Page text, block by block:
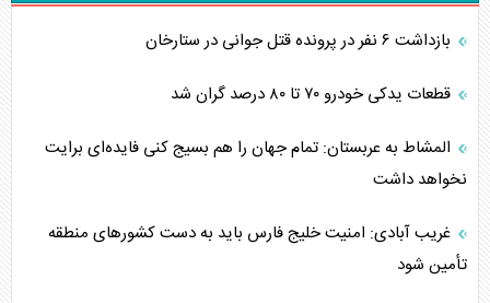
بازداشت ۶ نفر در پرونده قتل جوانی در ستارخان
قطعات یدکی خودرو ۷۰ تا ۸۰ درصد گران شد
المشاط به عربستان: تمام جهان را هم بسیج کنی فایده‌ای برایت
نخواهد داشت
غریب آبادی: امنیت خلیج فارس باید به دست کشورهای منطقه
تأمین شود